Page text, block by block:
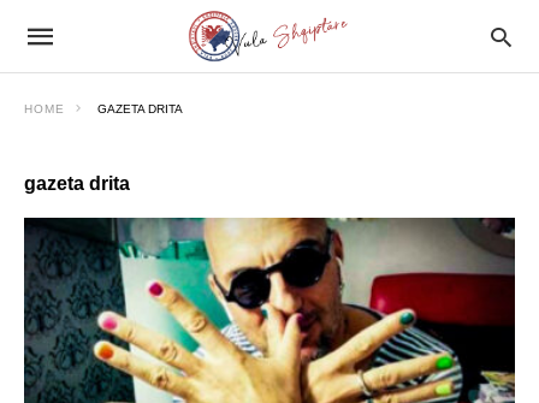
HOME GAZETA DRITA
gazeta drita